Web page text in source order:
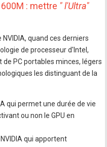
: mettre " l'Ultra"
NVIDIA, quand ces derniers
de processeur d'Intel,
PC portables minces, légers
les distinguant de la
qui permet une durée de vie
ou non le GPU en
qui apportent